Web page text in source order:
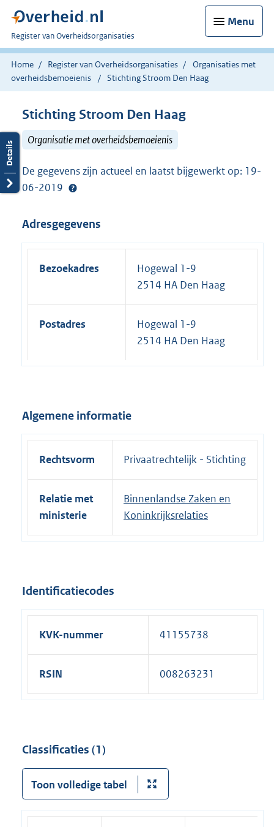
Menu
U
bent
nu
hier:
Register van Overheidsorganisaties
Home Register van Overheidsorganisaties
Organisaties met
overheidsbemoeienis
Stichting Stroom Den Haag
Stichting Stroom Den Haag
Organisatie met overheidsbemoeienis
De gegevens zijn actueel en laatst bijgewerkt op: 19-
06-2019
Adresgegevens
Bezoekadres
Hogewal 1-9
2514 HA Den Haag
Postadres
Hogewal 1-9
2514 HA Den Haag
Algemene informatie
Rechtsvorm Privaatrechtelijk - Stichting
Relatie met
ministerie
Binnenlandse Zaken en
Koninkrijksrelaties
Identificatiecodes
KVK-nummer 41155738
RSIN 008263231
Classificaties (1)
Toon volledige tabel